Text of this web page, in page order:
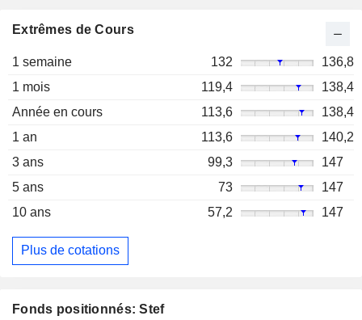
Extrêmes de Cours
1 semaine 132
136,8
1 mois
119,4
138,4
Année en cours
113,6
138,4
1 an
113,6
140,2
3 ans
99,3
147
5 ans
73
147
10 ans
57,2 147
Plus de cotations
Fonds positionnés: Stef